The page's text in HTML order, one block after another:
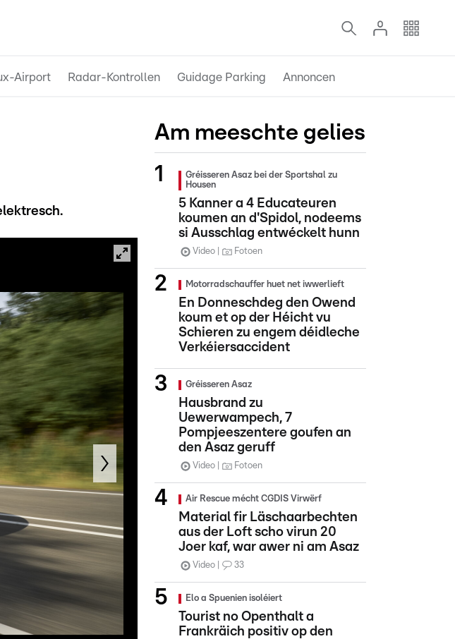
Airport Radar-Kontrollen Guidage Parking Annoncen
Am meeschte gelies
Gréisseren Asaz bei der Sportshal zu
Housen
5 Kanner a 4 Educateuren
koumen an d'Spidol, nodeems
si Ausschlag entwéckelt hunn
Video Fotoen
Motorradschauffer huet net iwwerlieft
En Donneschdeg den Owend
koum et op der Héicht vu
Schieren zu engem déidleche
Verkéiersaccident
Gréisseren Asaz
Hausbrand zu
Uewerwampech, 7
Pompjeeszentere goufen an
den Asaz geruff
Video Fotoen
Air Rescue mécht CGDIS Virwërf
Material fir Läschaarbechten
aus der Loft scho virun 20
Joer kaf, war awer ni am Asaz
Video 33
Elo a Spuenien isoléiert
Tourist no Openthalt a
Frankräich positiv op den